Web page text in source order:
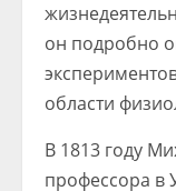
он подробно
области
В 1813 году
профессора в